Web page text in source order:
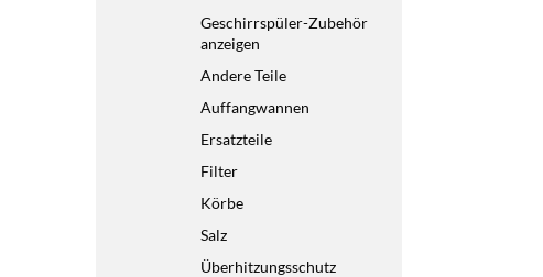
Geschirrspüler-Zubehör
anzeigen
Andere Teile
Auffangwannen
Ersatzteile
Filter
Körbe
Salz
Überhitzungsschutz